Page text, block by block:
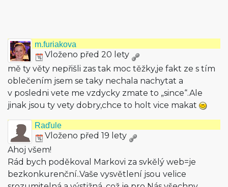
m.furiakova
Vloženo před 20 lety
mě ty věty nepřišli zas tak moc těžky,je fakt ze s tím
oblečením jsem se taky nechala nachytat a
v posledni vete me vzdycky zmate to „since“.Ale
jinak jsou ty vety dobry,chce to holt vice makat
Raďule
Vloženo před 19 lety
Ahoj všem!
Rád bych poděkoval Markovi za svkělý web=je
bezkonkurenční­..Vaše vysvětlení jsou velice